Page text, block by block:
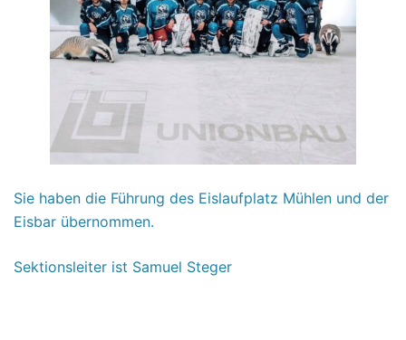
Sie haben die Führung des Eislaufplatz Mühlen und der
Eisbar übernommen.
Sektionsleiter ist Samuel Steger